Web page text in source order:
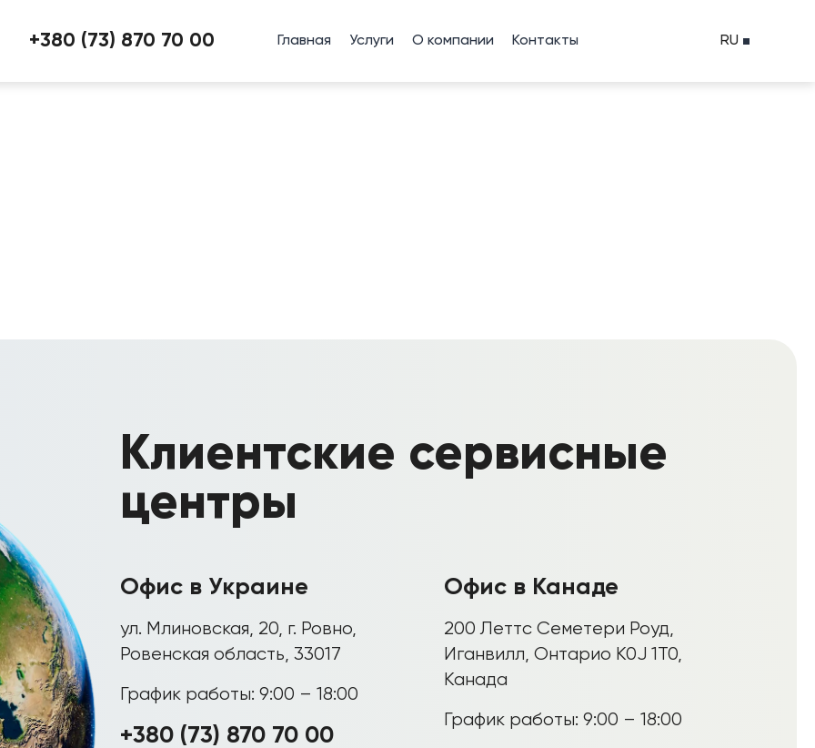
+380 (73) 870 70 00 Главная Услуги О компании Контакты RU
Клиентские сервисные
центры
Офис в Украине
ул. Млиновская, 20, г. Ровно,
Ровенская область, 33017
График работы: 9:00 – 18:00
+380 (73) 870 70 00
Офис в Канаде
200 Леттс Семетери Роуд,
Иганвилл, Онтарио K0J 1T0,
Канада
График работы: 9:00 – 18:00